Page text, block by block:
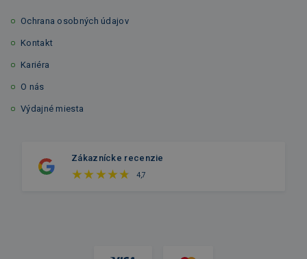
Ochrana osobných údajov
Kontakt
Kariéra
O nás
Výdajné miesta
Zákaznícke recenzie
4,7